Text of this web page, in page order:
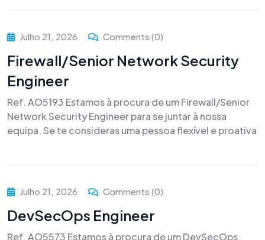
Julho 21, 2026 Comments (0)
Firewall/Senior Network Security
Engineer
Ref. AO5193 Estamos à procura de um Firewall/Senior
Network Security Engineer para se juntar à nossa
equipa. Se te consideras uma pessoa flexível e proativa
Julho 21, 2026 Comments (0)
DevSecOps Engineer
Ref. AO5573 Estamos à procura de um DevSecOps